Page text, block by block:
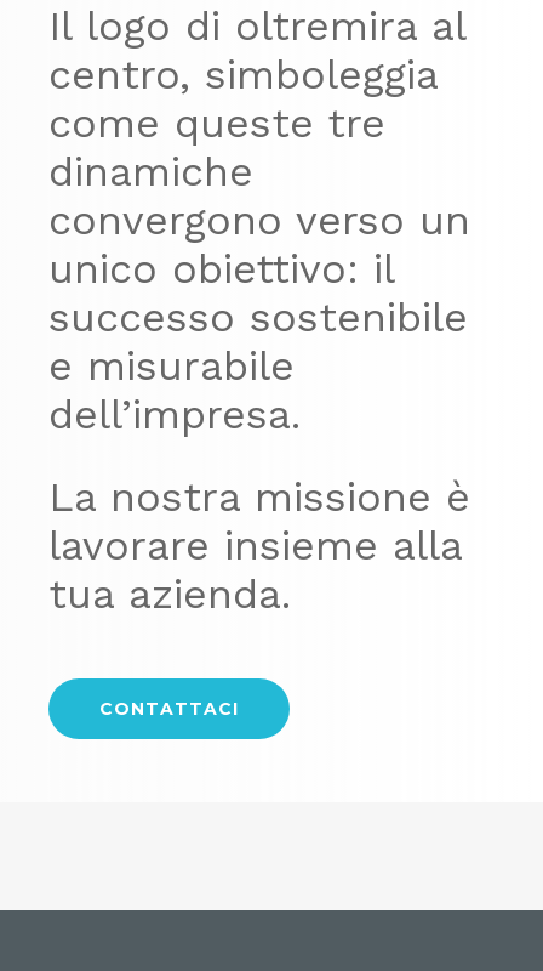
Il logo di oltremira al
centro, simboleggia
come queste tre
dinamiche
convergono verso un
unico obiettivo: il
successo sostenibile
e misurabile
dell’impresa.
La nostra missione è
lavorare insieme alla
tua azienda.
CONTATTACI